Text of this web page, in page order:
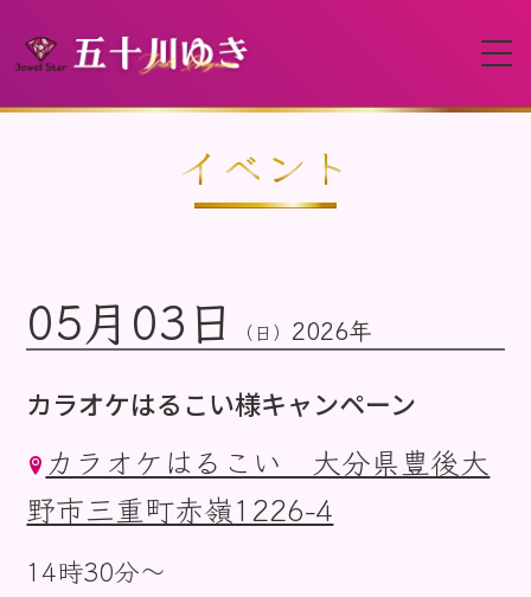
HOME
イベント
動画
ディスコグラフィー
イベント
05月03日 （日） 2026年
カラオケはるこい様キャンペーン
カラオケはるこい 大分県豊後大
野市三重町赤嶺1226-4
14時30分〜